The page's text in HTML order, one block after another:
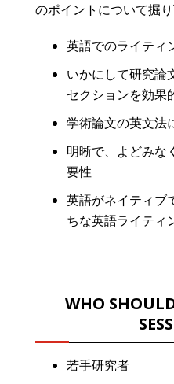
のポイントについて掘り
英語でのライティ
いかにして研究論
セクションを効果
学術論文の英文法
明晰で、よどみな
要性
英語がネイティブ
ちな英語ライティ
WHO
若手研究者